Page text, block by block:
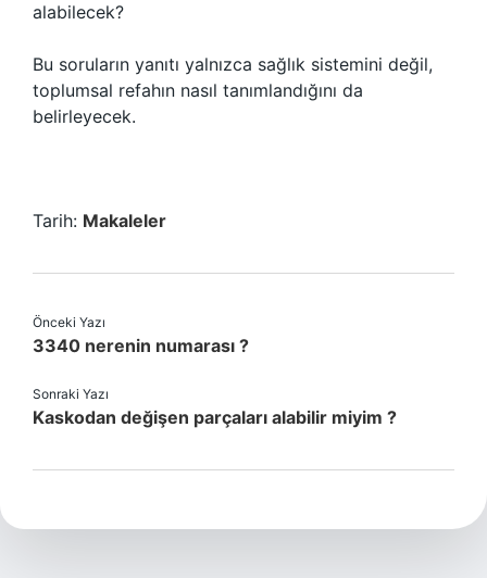
alabilecek?
Bu soruların yanıtı yalnızca sağlık sistemini değil,
toplumsal refahın nasıl tanımlandığını da
belirleyecek.
Tarih: Makaleler
Önceki Yazı
3340 nerenin numarası ?
Sonraki Yazı
Kaskodan değişen parçaları alabilir miyim ?